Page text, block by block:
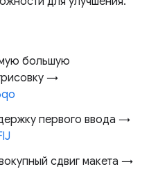
большую
→
первого ввода →
сдвиг макета →